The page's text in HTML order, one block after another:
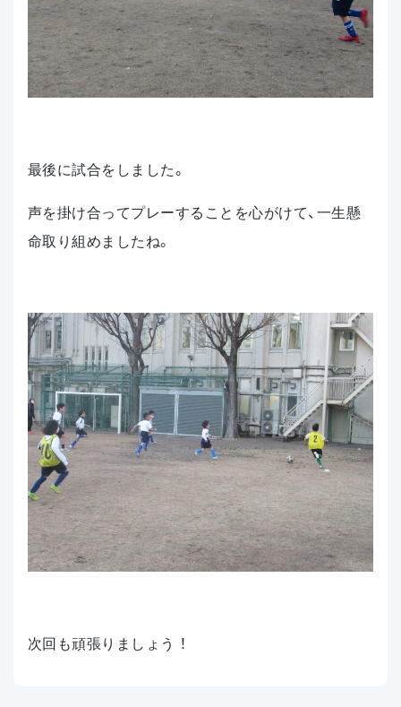
最後に試合をしました。
声を掛け合ってプレーすることを心がけて、一生懸
命取り組めましたね。
次回も頑張りましょう ！